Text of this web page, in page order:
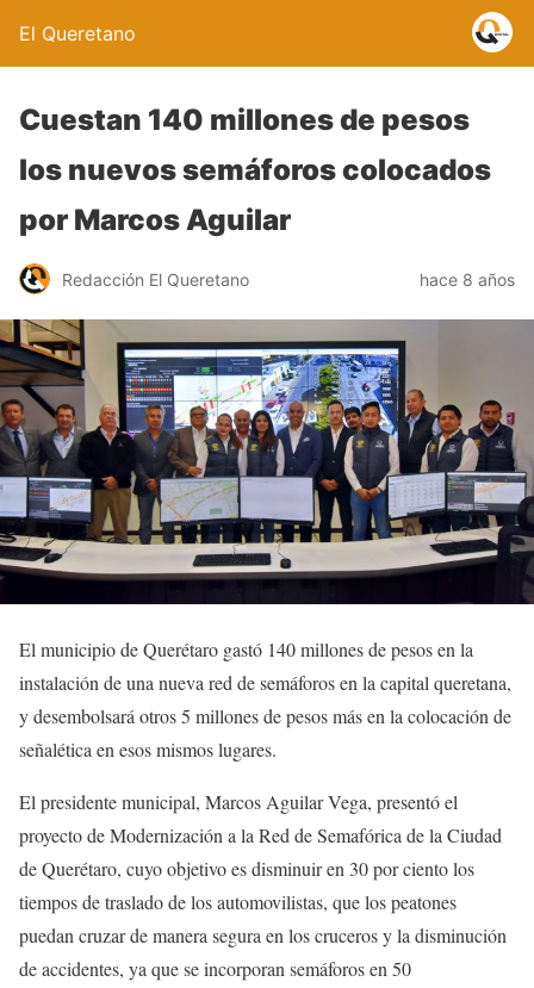
El Queretano
Cuestan 140 millones de pesos
los nuevos semáforos colocados
por Marcos Aguilar
Redacción El Queretano hace 8 años
El municipio de Querétaro gastó 140 millones de pesos en la
instalación de una nueva red de semáforos en la capital queretana,
y desembolsará otros 5 millones de pesos más en la colocación de
señalética en esos mismos lugares.
El presidente municipal, Marcos Aguilar Vega, presentó el
proyecto de Modernización a la Red de Semafórica de la Ciudad
de Querétaro, cuyo objetivo es disminuir en 30 por ciento los
tiempos de traslado de los automovilistas, que los peatones
puedan cruzar de manera segura en los cruceros y la disminución
de accidentes, ya que se incorporan semáforos en 50